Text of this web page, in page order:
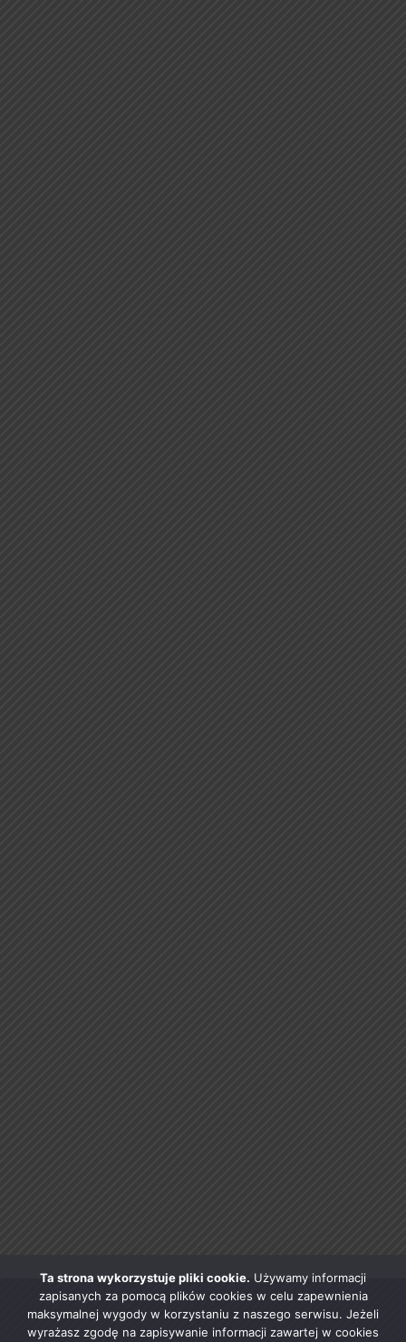
Ta strona wykorzystuje pliki cookie. Używamy informacji
zapisanych za pomocą plików cookies w celu zapewnienia
maksymalnej wygody w korzystaniu z naszego serwisu. Jeżeli
wyrażasz zgodę na zapisywanie informacji zawartej w cookies